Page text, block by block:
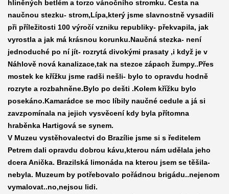
hliněných betlém a torzo vánočního stromku. Cesta na
naučnou stezku- strom,Lípa,který jsme slavnostně vysadili
při příležitosti 100 výročí vzniku republiky- překvapila, jak
vyrostla a jak má krásnou korunku.Naučná stezka- není
jednoduché po ní jít- rozrytá divokými prasaty ,i když je v
Náhlově nová kanalizace,tak na stezce zápach žumpy..Přes
mostek ke křížku jsme radši nešli- bylo to opravdu hodně
rozryte a rozbahněne.Bylo po dešti .Kolem křížku bylo
posekáno.Kamarádce se moc líbily naučné cedule a já si
zavzpomínala na jejich vysvěcení kdy byla přítomna
hraběnka Hartigová se synem.
V Muzeu vystěhovalectvi do Brazílie jsme si s ředitelem
Petrem dali opravdu dobrou kávu,kterou nám udělala jeho
dcera Anička. Brazilská limonáda na kterou jsem se těšila-
nebyla. Muzeum by potřebovalo pořádnou brigádu..nejenom
vymalovat..no,nejsou lidi.